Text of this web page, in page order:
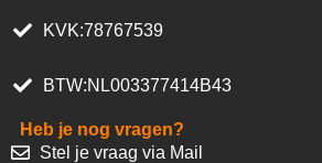
KVK:78767539
BTW:NL003377414B43
Heb je nog vragen?
Stel je vraag via Mail